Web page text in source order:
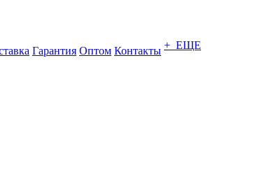
Гарантия Оптом Контакты + ЕЩЕ